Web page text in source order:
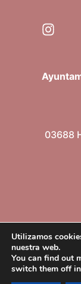
03688
Utilizamos
nuestra web.
You can find out
switch them off